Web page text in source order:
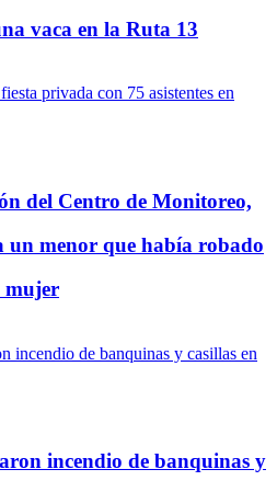
vaca en la Ruta 13
del Centro de Monitoreo,
un menor que había robado
mujer
incendio de banquinas y